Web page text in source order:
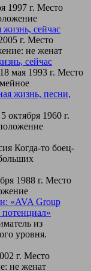
1997 г. Место
сейчас
г. Место
не женат
сейчас
мая 1993 г. Место
жизнь, песни,
октября 1960 г.
Когда-то боец-
1988 г. Место
«AVA Group
из
уровня.
г. Место
не женат